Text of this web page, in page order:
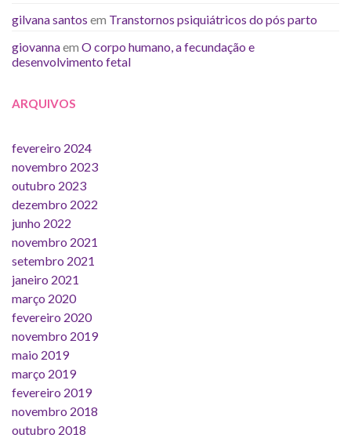
gilvana santos em Transtornos psiquiátricos do pós parto
giovannaem O corpo humano, a fecundação e
desenvolvimento fetal
ARQUIVOS
fevereiro 2024
novembro 2023
outubro 2023
dezembro 2022
junho 2022
novembro 2021
setembro 2021
janeiro 2021
março 2020
fevereiro 2020
novembro 2019
maio 2019
março 2019
fevereiro 2019
novembro 2018
outubro 2018